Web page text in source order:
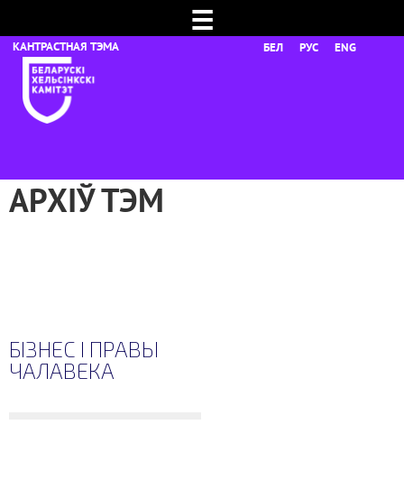
☰
БЕЛ РУС ENG
АРХІЎ ТЭМ
БІЗНЕС І ПРАВЫ
ЧАЛАВЕКА